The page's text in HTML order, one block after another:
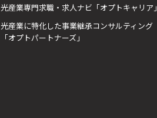
光産業専門求職・求人ナビ「オプトキャリア」
光産業に特化した事業継承コンサルティング
「オプトパートナーズ」